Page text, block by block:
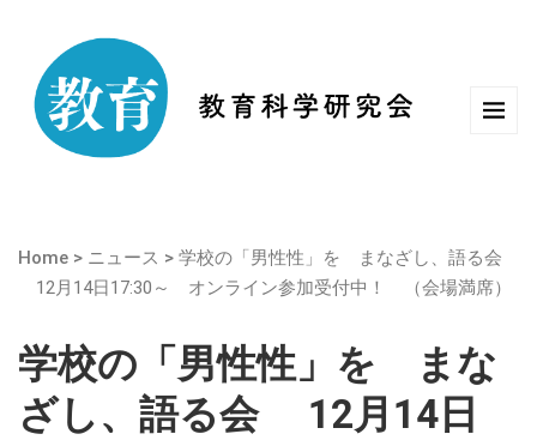
Home > ニュース > 学校の「男性性」を まなざし、語る会
12月14日17:30～ オンライン参加受付中！ （会場満席）
学校の「男性性」を まな
ざし、語る会 12月14日